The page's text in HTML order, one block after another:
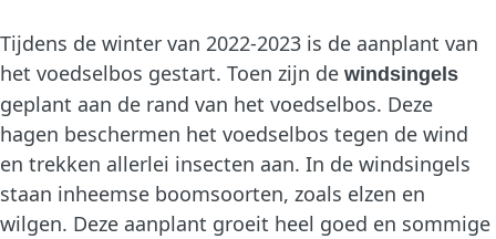
Tijdens de winter van 2022-2023 is de aanplant van
het voedselbos gestart. Toen zijn de windsingels
geplant aan de rand van het voedselbos. Deze
hagen beschermen het voedselbos tegen de wind
en trekken allerlei insecten aan. In de windsingels
staan inheemse boomsoorten, zoals elzen en
wilgen. Deze aanplant groeit heel goed en sommige